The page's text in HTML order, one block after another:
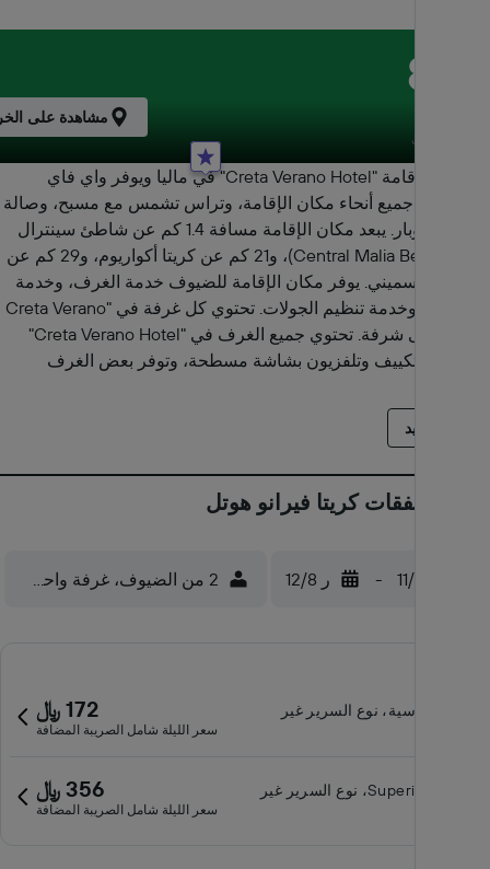
يقع مكان إقامة "Creta Verano Hotel" في ماليا ويوفر واي فاي
مجاني في جميع أنحاء مكان الإقامة، وتراس تشمس مع مسبح، وصالة
مشتركة، وبار. يبعد مكان الإقامة مسافة 1.4 كم عن شاطئ سينترال
ماليا (Central Malia Beach)، و21 كم عن كريتا أكواريوم، و29 كم عن
بحيرة فوليسميني. يوفر مكان الإقامة للضيوف خدمة الغرف، وخدمة
كونسيرج، وخدمة تنظيم الجولات. تحتوي كل غرفة في "Creta Verano
Hotel" على شرفة. تحتوي جميع الغرف في "Creta Verano Hotel"
على جهاز تكييف وتلفزيون بشاشة مسطحة، وتوفر بعض الغرف
الألمانية واليونانية والإنجليزية والفرنسية في مكتب الاستقبال،
الأثري و37 كم عن Venetian Walls. يقع مطار هيراكليون الدولي على
اقرأ المزيد
8.5
مشاهدة على
أحدث صفقات كريتا فيرانو هوتل
- ر 12/8 2 من الضيوف، غرفة واحدة
غرفة قياسية، نوع السرير غير
172 ﷼
سعر الليلة شامل الصريبة المضافة
Superior room، نوع السرير غير
356 ﷼
سعر الليلة شامل الصريبة المضافة